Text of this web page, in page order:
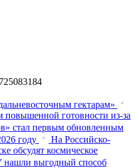
гектарам»
готовности из‑за
стал первым обновленным
году
На Российско-
обсудят космическое
выгодный способ